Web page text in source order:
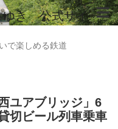
ゆき 公式サイ
で楽しめる鉄道
ユアブリッジ」6
切ビール列車乗車
こちらから